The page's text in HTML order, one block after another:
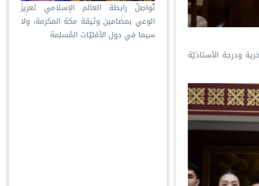
ودرجة الأستاذيّة
تُواصِلُ ⁧‫رابطة العالم الإسلامي‬⁩ تعزيزَ
الوعي بمضامين وثيقة مكة المكرمة، ولا
سيما في دول الأقليّات المُسلِمة